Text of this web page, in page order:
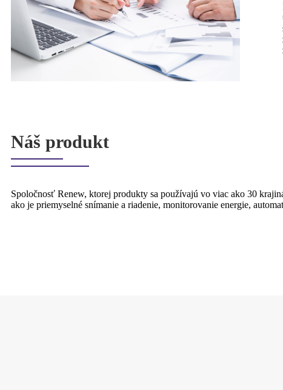
Náš produkt
Spoločnosť Renew, ktorej produkty sa používajú vo viac ako 30
ako je priemyselné snímanie a riadenie, monitorovanie energie,